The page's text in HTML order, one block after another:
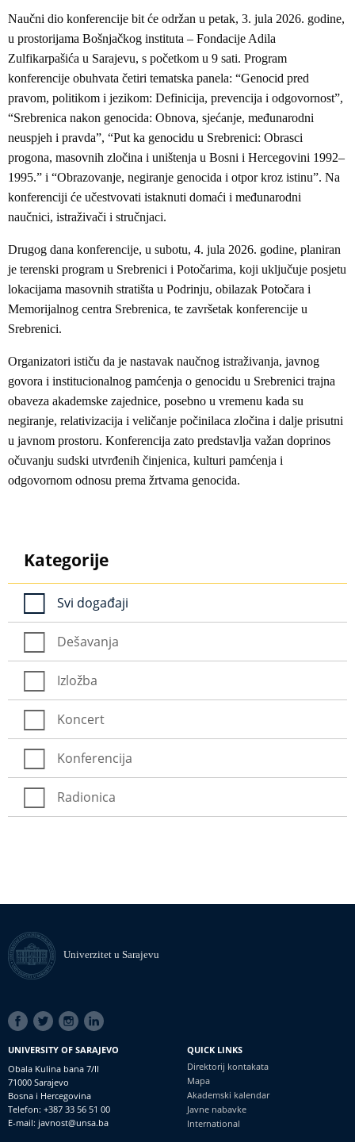
Naučni dio konferencije bit će održan u petak, 3. jula 2026. godine,
u prostorijama Bošnjačkog instituta – Fondacije Adila
Zulfikarpašića u Sarajevu, s početkom u 9 sati. Program
konferencije obuhvata četiri tematska panela: “Genocid pred
pravom, politikom i jezikom: Definicija, prevencija i odgovornost”,
“Srebrenica nakon genocida: Obnova, sjećanje, međunarodni
neuspjeh i pravda”, “Put ka genocidu u Srebrenici: Obrasci
progona, masovnih zločina i uništenja u Bosni i Hercegovini 1992–
1995.” i “Obrazovanje, negiranje genocida i otpor kroz istinu”. Na
konferenciji će učestvovati istaknuti domaći i međunarodni
naučnici, istraživači i stručnjaci.
Drugog dana konferencije, u subotu, 4. jula 2026. godine, planiran
je terenski program u Srebrenici i Potočarima, koji uključuje posjetu
lokacijama masovnih stratišta u Podrinju, obilazak Potočara i
Memorijalnog centra Srebrenica, te završetak konferencije u
Srebrenici.
Organizatori ističu da je nastavak naučnog istraživanja, javnog
govora i institucionalnog pamćenja o genocidu u Srebrenici trajna
obaveza akademske zajednice, posebno u vremenu kada su
negiranje, relativizacija i veličanje počinilaca zločina i dalje prisutni
u javnom prostoru. Konferencija zato predstavlja važan doprinos
očuvanju sudski utvrđenih činjenica, kulturi pamćenja i
odgovornom odnosu prema žrtvama genocida.
Kategorije
Svi događaji
Dešavanja
Izložba
Koncert
Konferencija
Radionica
Univerzitet u Sarajevu
SOCIAL
LINKS
UNIVERSITY OF SARAJEVO
Obala Kulina bana 7/II
71000 Sarajevo
Bosna i Hercegovina
Telefon: +387 33 56 51 00
E-mail: javnost@unsa.ba
QUICK LINKS
Direktorij kontakata
Mapa
Akademski kalendar
Javne nabavke
International